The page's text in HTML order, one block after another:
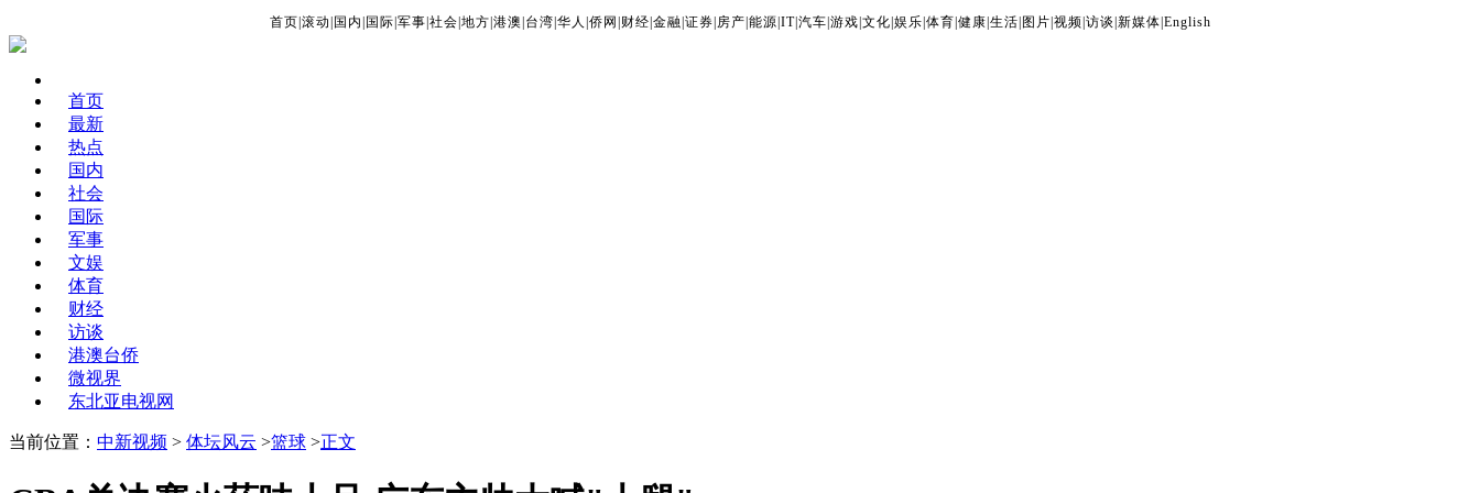
首页 滚动 国内 国际 军事 社会 地方 港澳 台湾 华人 侨网 财经 金融 证券 房产 能源 IT| 汽车 游戏 文化 娱乐 体育 健康 生活 图片 视频 访谈 新媒体 English
首页
最新
热点
国内
社会
国际
军事
文娱
体育
财经
访谈
港澳台侨
微视界
东北亚电视网
当前位置： 中新视频 > 体坛风云 >篮球 >正文